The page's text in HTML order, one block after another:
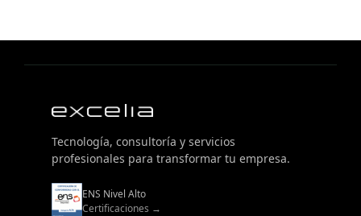
Tecnología, consultoría y servicios
profesionales para transformar tu empresa.
ENS Nivel Alto
Certificaciones →